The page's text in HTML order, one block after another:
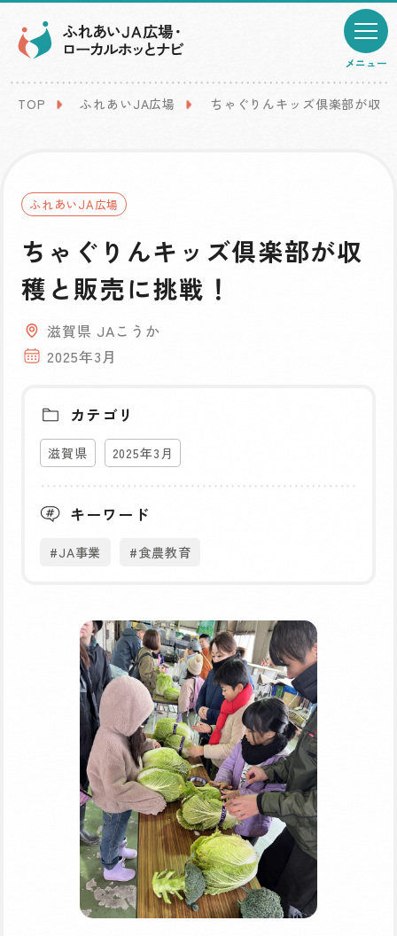
メニュー
TOP ふれあいJA広場 ちゃぐりんキッズ倶楽部が収
ふれあいJA広場
ちゃぐりんキッズ倶楽部が収
穫と販売に挑戦！
滋賀県 JAこうか
2025年3月
カテゴリ
滋賀県 2025年3月
キーワード
#JA事業 #食農教育